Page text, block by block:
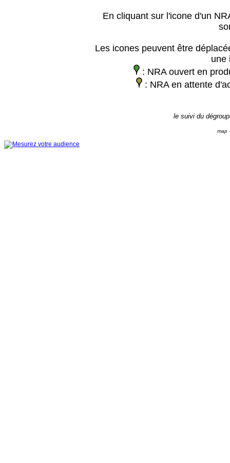
En cliquant sur l'icone d'un
Les icones peuvent être
une
: NRA ouvert en
: NRA en attente
le suivi du
map